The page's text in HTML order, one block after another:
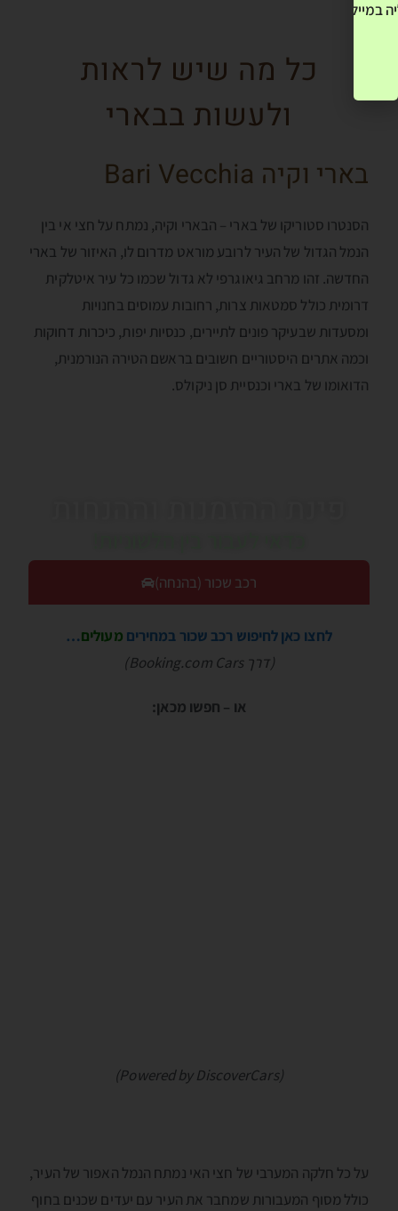
כל מה שיש לראות
ולעשות בבארי
בארי וקיה Bari Vecchia
הסנטרו סטוריקו של בארי – הבארי וקיה, נמתח על חצי אי בין
הנמל הגדול של העיר לרובע מוראט מדרום לו, האיזור של בארי
החדשה. זהו מרחב גיאוגרפי לא גדול שכמו כל עיר איטלקית
דרומית כולל סמטאות צרות, רחובות עמוסים בחנויות
ומסעדות שבעיקר פונים לתיירים, כנסיות יפות, כיכרות דחוקות
וכמה אתרים היסטוריים חשובים בראשם הטירה הנורמנית,
הדואומו של בארי וכנסיית סן ניקולס.
רכב שכור (בהנחה)
לחצו כאן לחיפוש רכב שכור במחירים מעולים…
(דרך Booking.com Cars)
או – חפשו מכאן:
(Powered by DiscoverCars)
על כל חלקה המערבי של חצי האי נמתח הנמל האפור של העיר,
כולל מסוף המעבורות שמחבר את העיר עם יעדים שכנים בחוף
במייל שלך! »